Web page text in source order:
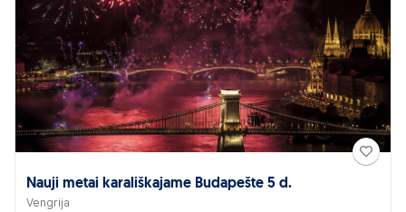
Nauji metai karališkajame Budapešte 5 d.
Vengrija